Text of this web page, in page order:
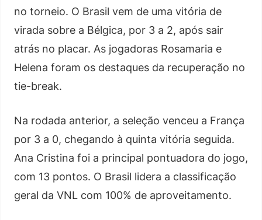
no torneio. O Brasil vem de uma vitória de
virada sobre a Bélgica, por 3 a 2, após sair
atrás no placar. As jogadoras Rosamaria e
Helena foram os destaques da recuperação no
tie-break.
Na rodada anterior, a seleção venceu a França
por 3 a 0, chegando à quinta vitória seguida.
Ana Cristina foi a principal pontuadora do jogo,
com 13 pontos. O Brasil lidera a classificação
geral da VNL com 100% de aproveitamento.